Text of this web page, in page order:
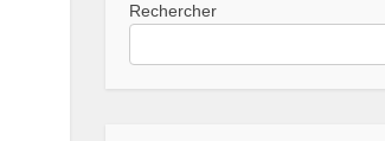
Rechercher